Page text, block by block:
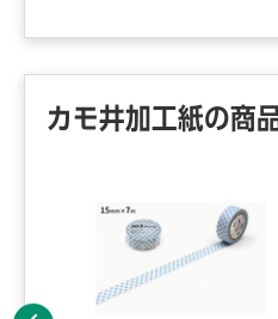
カモ井加工紙の商